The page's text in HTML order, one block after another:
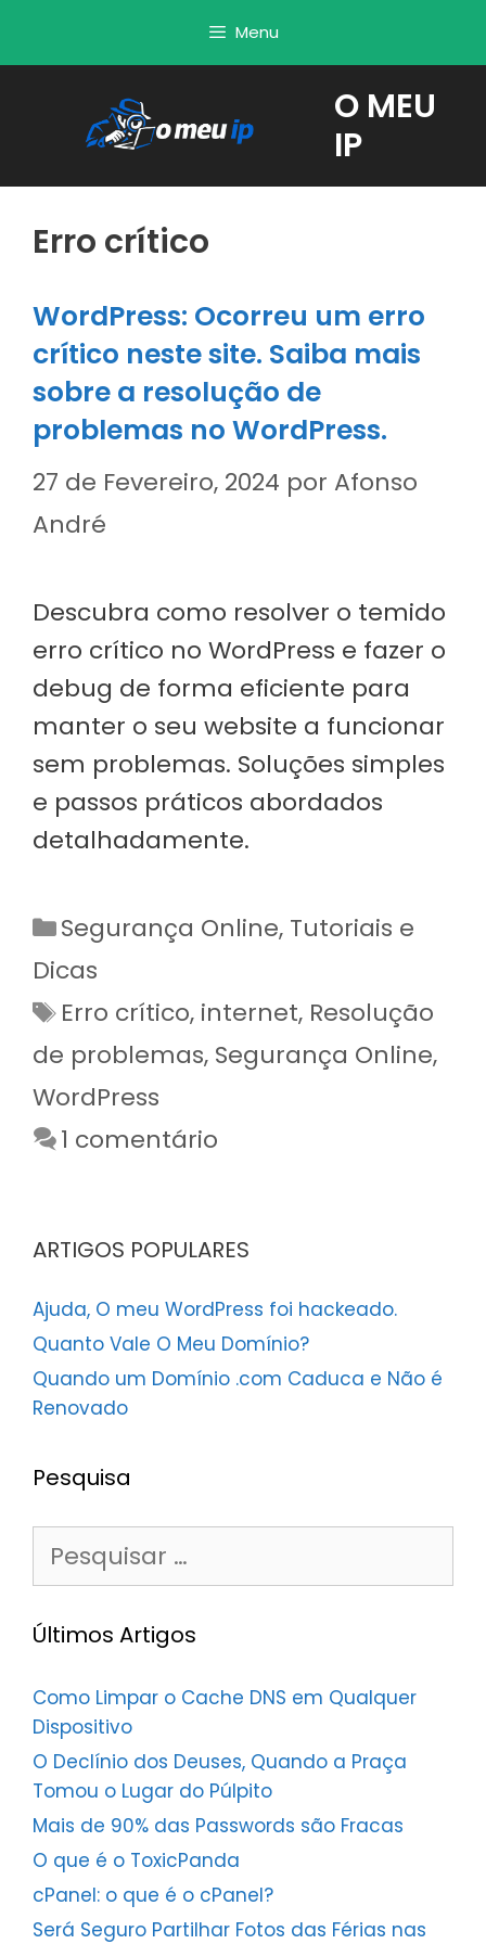
conteúdo
Menu
O MEU
IP
Erro crítico
WordPress: Ocorreu um erro
crítico neste site. Saiba mais
sobre a resolução de
problemas no WordPress.
27 de Fevereiro, 2024 por Afonso
André
Descubra como resolver o temido
erro crítico no WordPress e fazer o
debug de forma eficiente para
manter o seu website a funcionar
sem problemas. Soluções simples
e passos práticos abordados
detalhadamente.
Categorias
Segurança Online, Tutoriais e
Dicas
Etiquetas
Erro crítico, internet, Resolução
de problemas, Segurança Online,
WordPress
1 comentário
ARTIGOS POPULARES
Ajuda, O meu WordPress foi hackeado.
Quanto Vale O Meu Domínio?
Quando um Domínio .com Caduca e Não é
Renovado
Pesquisa
por:
Últimos Artigos
Como Limpar o Cache DNS em Qualquer
Dispositivo
O Declínio dos Deuses, Quando a Praça
Tomou o Lugar do Púlpito
Mais de 90% das Passwords são Fracas
O que é o ToxicPanda
cPanel: o que é o cPanel?
Será Seguro Partilhar Fotos das Férias nas